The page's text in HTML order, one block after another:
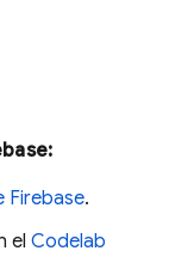
Firebase.
el Codelab